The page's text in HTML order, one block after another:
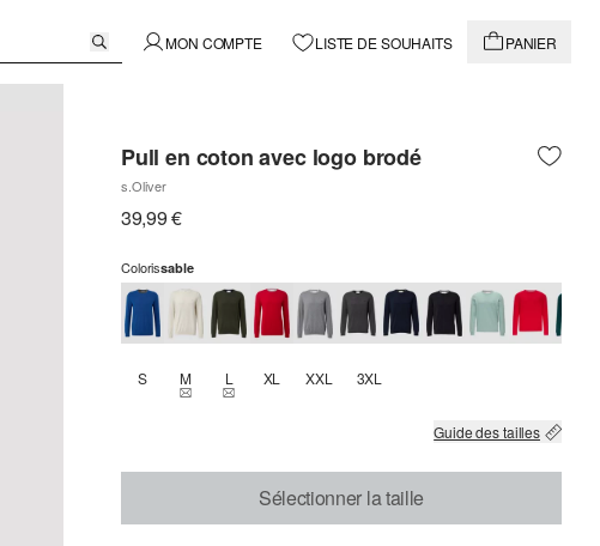
MON COMPTE LISTE DE SOUHAITS PANIER
Pull en coton avec logo brodé
s.Oliver
39,99 €
Colorissable
S MTHIS SIZE IS CURRENTLY OUT OF STOCK
LTHIS SIZE IS CURRENTLY OUT OF STOCK
XL XXL 3XL
Guide des tailles
Sélectionner la taille